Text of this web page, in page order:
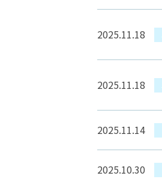
2025.11.18
2025.11.18
2025.11.14
2025.10.30